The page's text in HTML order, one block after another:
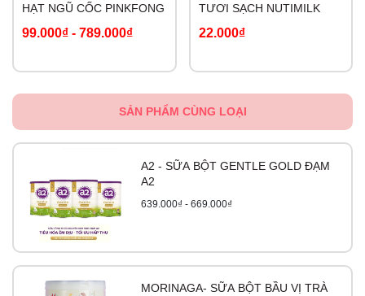
HẠT NGŨ CỐC PINKFONG
99.000₫ - 789.000₫
TƯƠI SẠCH NUTIMILK
22.000₫
SẢN PHẨM CÙNG LOẠI
A2 - SỮA BỘT GENTLE GOLD ĐẠM
A2
639.000₫ - 669.000₫
MORINAGA- SỮA BỘT BẦU VỊ TRÀ